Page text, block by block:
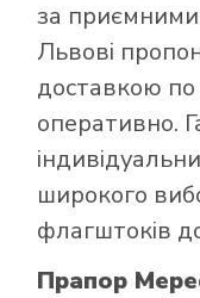
за
Львові
доставкою
оперативно.
широкого
флагштоків
Прапор